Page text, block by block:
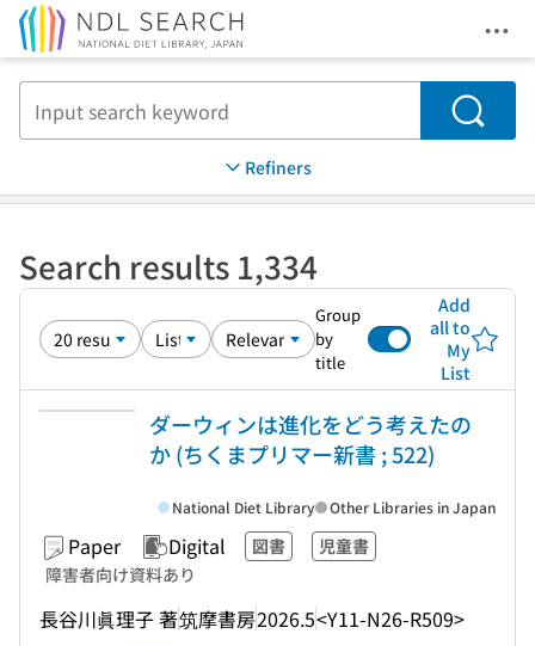
Search
Refiners
Search results 1,334
Group
by
title
Add
all to
My
List
ダーウィンは進化をどう考えたの
か (ちくまプリマー新書 ; 522)
Paper Digital 図書
児童書
障害者向け資料あり
長谷川眞理子 著筑摩書房2026.5<Y11-N26-R509>
National Diet Library Other Libraries in Japan